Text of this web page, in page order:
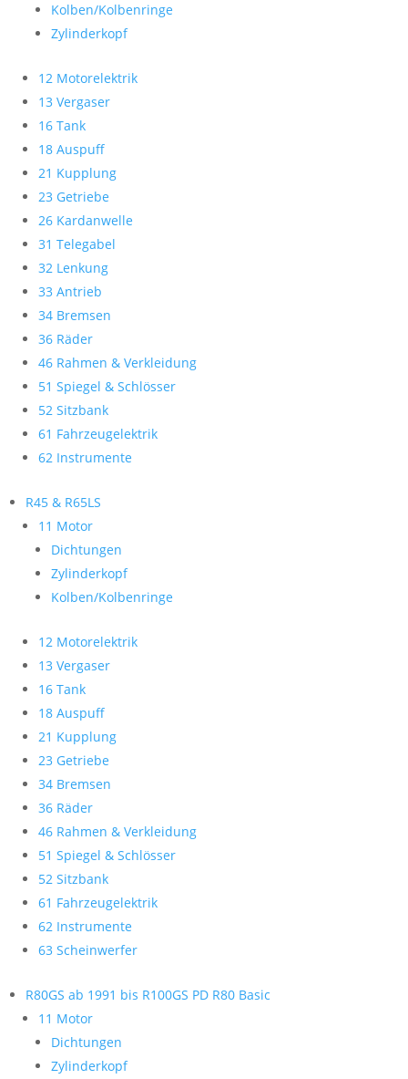
Kolben/Kolbenringe
Zylinderkopf
12 Motorelektrik
13 Vergaser
16 Tank
18 Auspuff
21 Kupplung
23 Getriebe
26 Kardanwelle
31 Telegabel
32 Lenkung
33 Antrieb
34 Bremsen
36 Räder
46 Rahmen & Verkleidung
51 Spiegel & Schlösser
52 Sitzbank
61 Fahrzeugelektrik
62 Instrumente
R45 & R65LS
11 Motor
Dichtungen
Zylinderkopf
Kolben/Kolbenringe
12 Motorelektrik
13 Vergaser
16 Tank
18 Auspuff
21 Kupplung
23 Getriebe
34 Bremsen
36 Räder
46 Rahmen & Verkleidung
51 Spiegel & Schlösser
52 Sitzbank
61 Fahrzeugelektrik
62 Instrumente
63 Scheinwerfer
R80GS ab 1991 bis R100GS PD R80 Basic
11 Motor
Dichtungen
Zylinderkopf